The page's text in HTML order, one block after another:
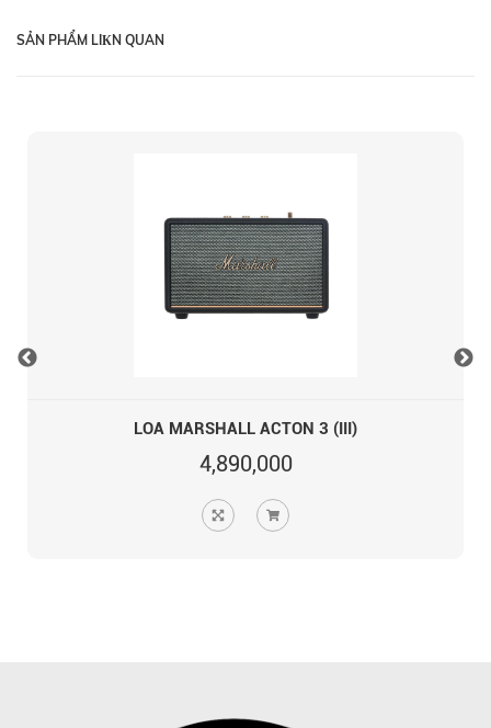
SẢN PHẨM LIКN QUAN
LOA MARSHALL ACTON 3 (III)
4,890,000